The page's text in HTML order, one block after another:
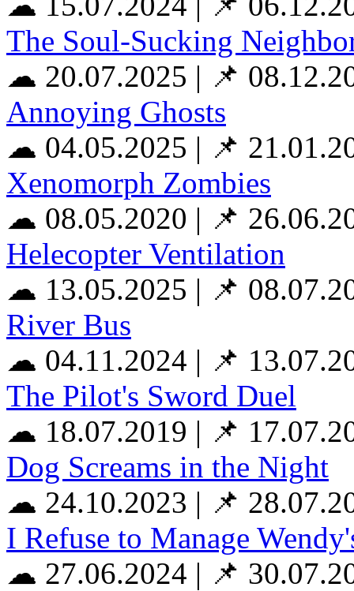
The Soul-Sucking
☁ 20.07.2025 | 📌
Annoying Ghosts
☁ 04.05.2025 | 📌
Xenomorph Zombies
☁ 08.05.2020 | 📌
Helecopter Ventilation
☁ 13.05.2025 | 📌
River Bus
☁ 04.11.2024 | 📌
The Pilot's Sword Duel
☁ 18.07.2019 | 📌
Dog Screams in the Night
☁ 24.10.2023 | 📌
I Refuse to Manage
☁ 27.06.2024 | 📌